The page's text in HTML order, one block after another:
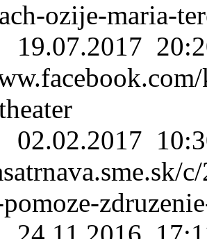
ozije-maria-
19.07.2017
02.02.2017